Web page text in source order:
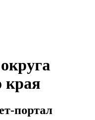
края
портал